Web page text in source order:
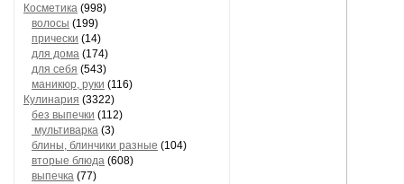
Косметика (998)
волосы (199)
прически (14)
для дома (174)
для себя (543)
маникюр, руки (116)
Кулинария (3322)
без выпечки (112)
мультиварка (3)
блины, блинчики разные (104)
вторые блюда (608)
выпечка (77)